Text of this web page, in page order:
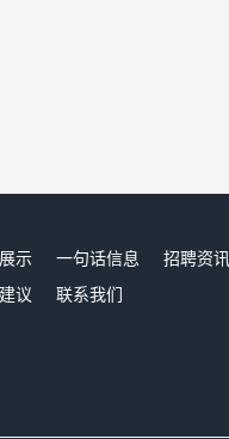
示 一句话信息 招聘资讯
议 联系我们